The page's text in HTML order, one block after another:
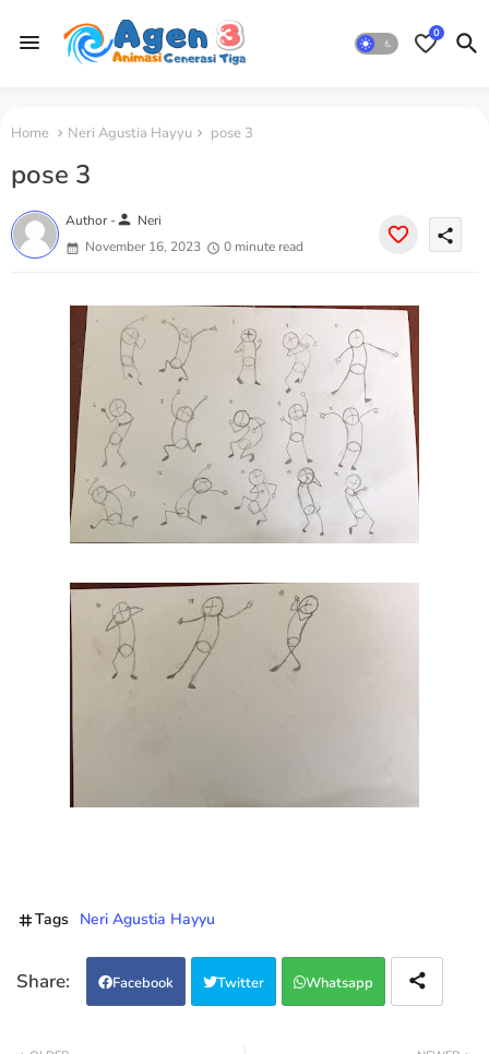
0
Home Neri Agustia Hayyu pose 3
pose 3
Author -person Neri
November 16, 2023
0 minute read
share
Tags Neri Agustia Hayyu
Facebook Twitter Whatsapp